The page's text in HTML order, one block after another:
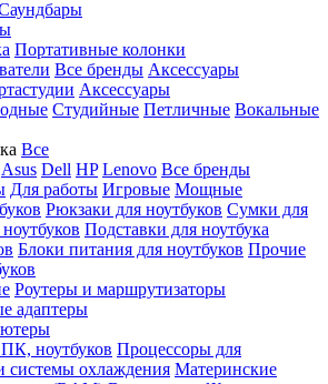
Портативные колонки
Все бренды Аксессуары
Аксессуары
Студийные Петличные Вокальные
Все
Asus Dell HP Lenovo Все бренды
Для работы Игровые Мощные
Рюкзаки для ноутбуков Сумки для
Подставки для ноутбука
Блоки питания для ноутбуков Прочие
Роутеры и маршрутизаторы
адаптеры
ноутбуков Процессоры для
системы охлаждения Материнские